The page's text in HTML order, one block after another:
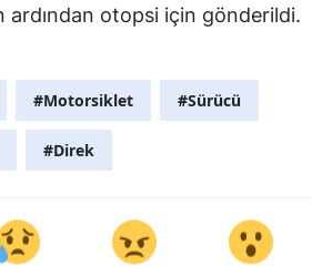
ardından otopsi için gönderildi.
#Motorsiklet #Sürücü
#Direk